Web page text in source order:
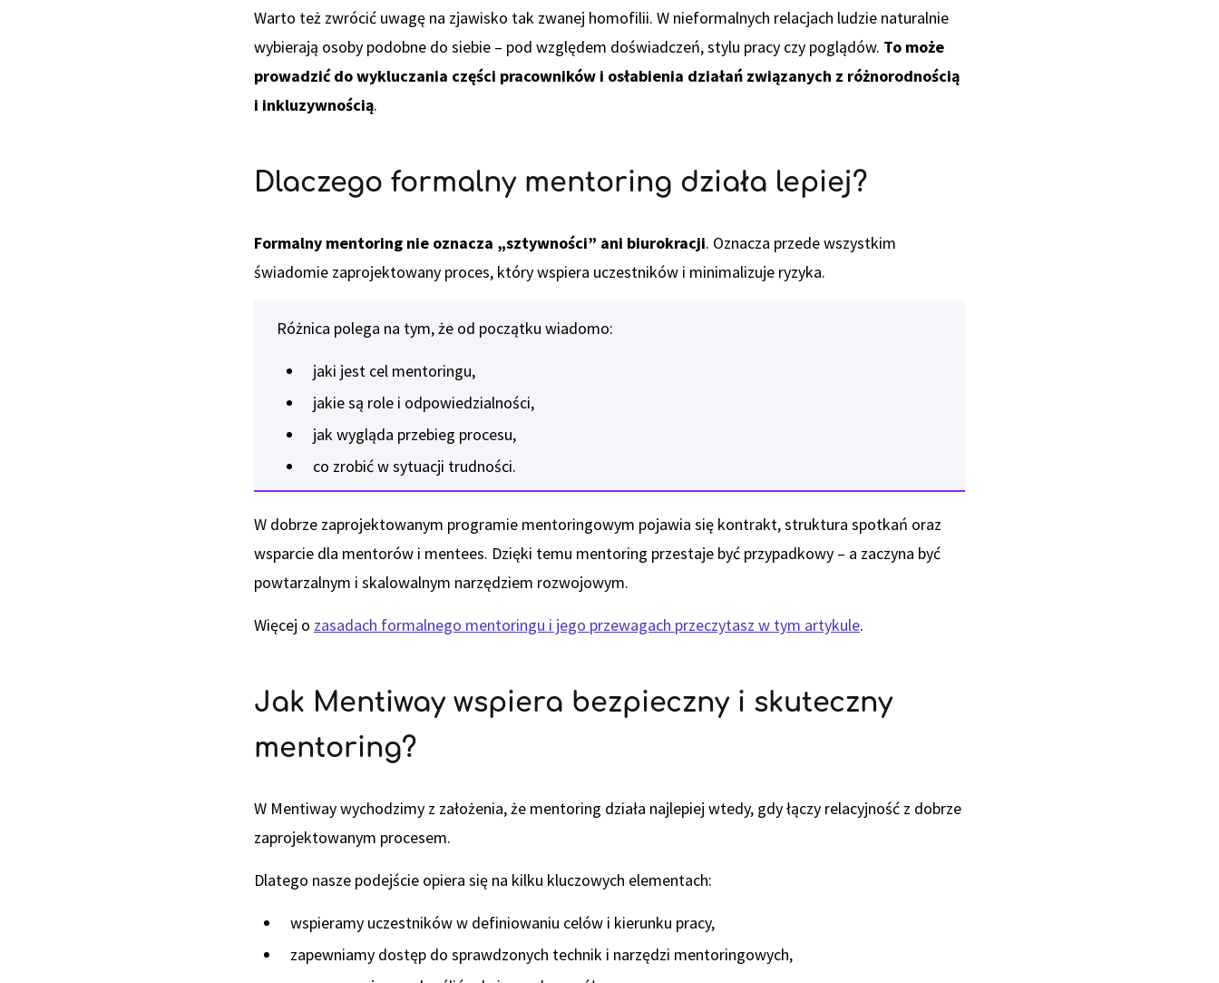
Warto też zwrócić uwagę na zjawisko tak zwanej homofilii. W nieformalnych relacjach ludzie naturalnie
wybierają osoby podobne do siebie – pod względem doświadczeń, stylu pracy czy poglądów. To może
prowadzić do wykluczania części pracowników i osłabienia działań związanych z różnorodnością
i inkluzywnością.
Dlaczego formalny mentoring działa lepiej?
Formalny mentoring nie oznacza „sztywności” ani biurokracji. Oznacza przede wszystkim
świadomie zaprojektowany proces, który wspiera uczestników i minimalizuje ryzyka.
Różnica polega na tym, że od początku wiadomo:
jaki jest cel mentoringu,
jakie są role i odpowiedzialności,
jak wygląda przebieg procesu,
co zrobić w sytuacji trudności.
W dobrze zaprojektowanym programie mentoringowym pojawia się kontrakt, struktura spotkań oraz
wsparcie dla mentorów i mentees. Dzięki temu mentoring przestaje być przypadkowy – a zaczyna być
powtarzalnym i skalowalnym narzędziem rozwojowym.
Więcej o zasadach formalnego mentoringu i jego przewagach przeczytasz w tym artykule.
Jak Mentiway wspiera bezpieczny i skuteczny
mentoring?
W Mentiway wychodzimy z założenia, że mentoring działa najlepiej wtedy, gdy łączy relacyjność z dobrze
zaprojektowanym procesem.
Dlatego nasze podejście opiera się na kilku kluczowych elementach:
wspieramy uczestników w definiowaniu celów i kierunku pracy,
zapewniamy dostęp do sprawdzonych technik i narzędzi mentoringowych,